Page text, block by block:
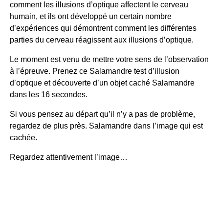
comment les illusions d’optique affectent le cerveau
humain, et ils ont développé un certain nombre
d’expériences qui démontrent comment les différentes
parties du cerveau réagissent aux illusions d’optique.
Le moment est venu de mettre votre sens de l’observation
à l’épreuve. Prenez ce Salamandre test d’illusion
d’optique et découverte d’un objet caché Salamandre
dans les 16 secondes.
Si vous pensez au départ qu’il n’y a pas de problème,
regardez de plus près. Salamandre dans l’image qui est
cachée.
Regardez attentivement l’image…